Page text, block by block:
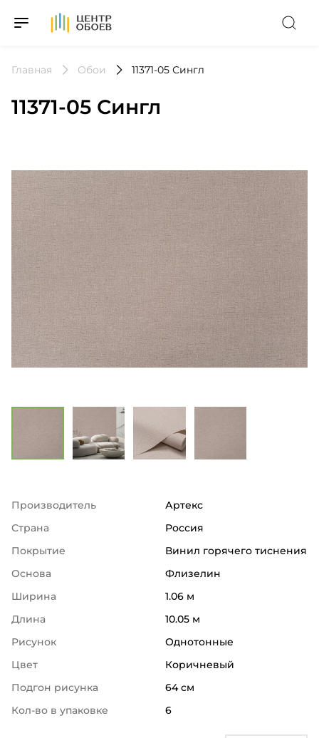
На Главную
Главная Обои 11371-05 Сингл
11371-05 Сингл
Производитель
Артекс
Страна
Россия
Покрытие
Винил горячего тиснения
Основа
Флизелин
Ширина
1.06 м
Длина
10.05 м
Рисунок
Однотонные
Цвет
Коричневый
Подгон рисунка
64 см
Кол-во в упаковке
6